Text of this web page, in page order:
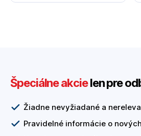
Špeciálne akcielen pre
Žiadne nevyžiadané a
Pravidelné informácie o